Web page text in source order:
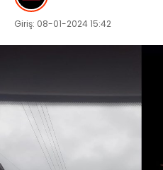
KÜNYE
Giriş: 08-01-2024 15:42